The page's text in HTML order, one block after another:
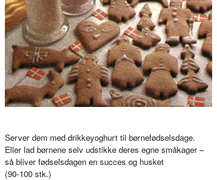
Server dem med drikkeyoghurt til børnefødselsdage.
Eller lad børnene selv udstikke deres egne småkager –
så bliver fødselsdagen en succes og husket
(90-100 stk.)